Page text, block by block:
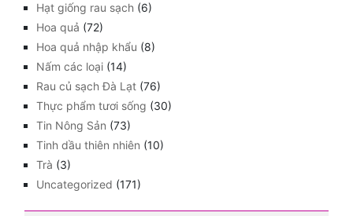
Hạt giống rau sạch (6)
Hoa quả (72)
Hoa quả nhập khẩu (8)
Nấm các loại (14)
Rau củ sạch Đà Lạt (76)
Thực phẩm tươi sống (30)
Tin Nông Sản (73)
Tinh dầu thiên nhiên (10)
Trà (3)
Uncategorized (171)